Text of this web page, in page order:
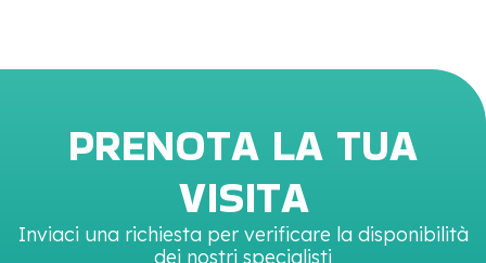
PRENOTA LA TUA
VISITA
Inviaci una richiesta per verificare la disponibilità
dei nostri specialisti